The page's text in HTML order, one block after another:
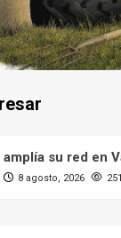
amplía su red en
8 agosto, 2026 251